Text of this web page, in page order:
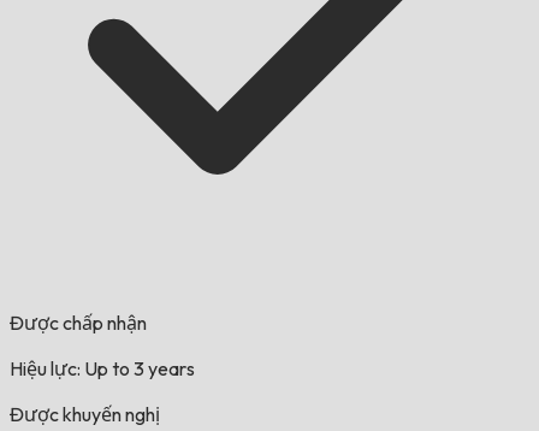
Được chấp nhận
Hiệu lực: Up to 3 years
Được khuyến nghị